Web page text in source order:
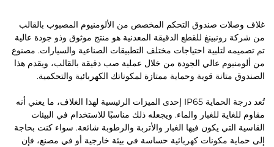
غلاف وصلات صندوق التحكم المخصص من الألومنيوم المصبوب بالقالب
من شركة رونبينغ للقطع الدقيقة المعدنية هو منتج موثوق وذو جودة عالية
تم تصميمه لتلبية احتياجات مختلف التطبيقات الصناعية والسيارات. مصنوع
من ألومنيوم عالي الجودة من خلال عملية صب دقيقة بالقالب، ويقدم هذا
الصندوق متانة قوية وحماية ممتازة لمكوناتك الكهربائية والتحكمية.
تُعد درجة الحماية IP65 إحدى الميزات الرئيسية لهذا الغلاف، ما يعني أنه
مقاوم للغاية للغبار والماء. ويجعله ذلك مناسبًا للاستخدام في البيئات
القاسية التي يكون فيها الغبار والأتربة والرطوبة شائعة. سواء كنت بحاجة
إلى حماية مكونات كهربائية حساسة في بيئة خارجية أو في مصنع، فإن